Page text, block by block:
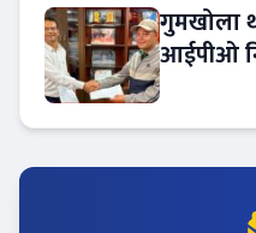
गुमखोला
आईपीओ